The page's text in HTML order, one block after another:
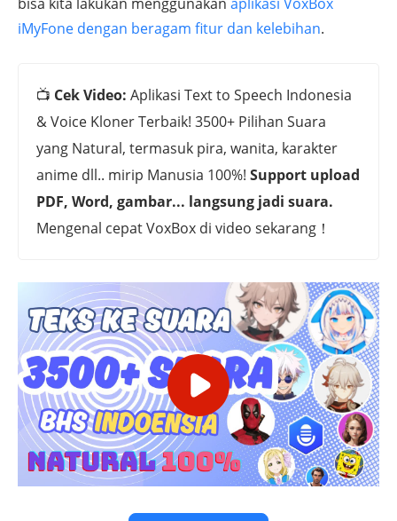
iMyFone dengan beragam fitur dan kelebihan.
📺 Cek Video: Aplikasi Text to Speech Indonesia
& Voice Kloner Terbaik! 3500+ Pilihan Suara
yang Natural, termasuk pira, wanita, karakter
anime dll.. mirip Manusia 100%! Support upload
PDF, Word, gambar... langsung jadi suara.
Mengenal cepat VoxBox di video sekarang！